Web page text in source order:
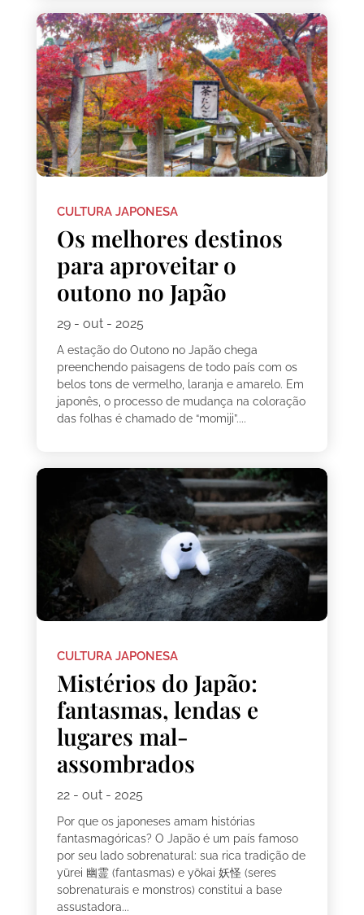
CULTURA JAPONESA
Os melhores destinos
para aproveitar o
outono no Japão
29 - out - 2025
A estação do Outono no Japão chega
preenchendo paisagens de todo país com os
belos tons de vermelho, laranja e amarelo. Em
japonês, o processo de mudança na coloração
das folhas é chamado de “momiji”....
CULTURA JAPONESA
Mistérios do Japão:
fantasmas, lendas e
lugares mal-
assombrados
22 - out - 2025
Por que os japoneses amam histórias
fantasmagóricas? O Japão é um país famoso
por seu lado sobrenatural: sua rica tradição de
yūrei 幽霊 (fantasmas) e yōkai 妖怪 (seres
sobrenaturais e monstros) constitui a base
assustadora...